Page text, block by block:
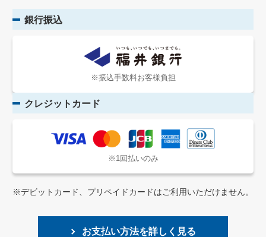
銀行振込
※振込手数料お客様負担
クレジットカード
※1回払いのみ
※デビットカード、プリペイドカードはご利用いただけません。
お支払い方法を詳しく見る